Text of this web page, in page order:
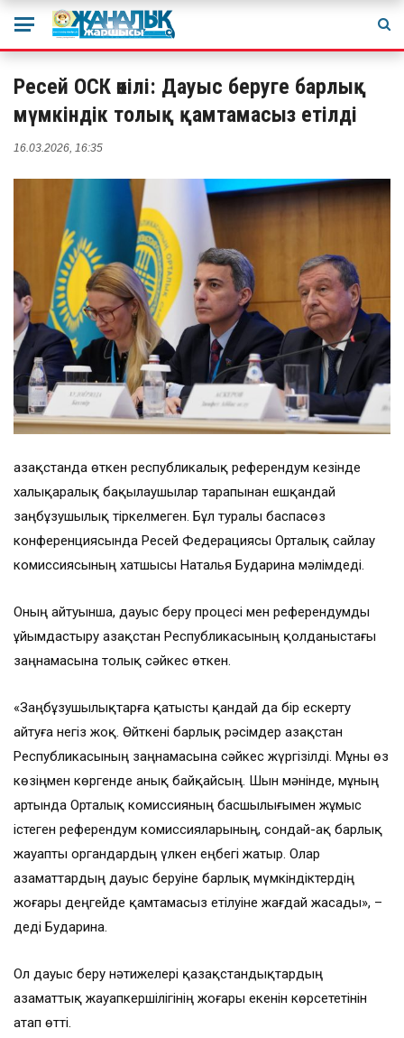
Ресей ОСК өкілі: Дауыс беруге барлық
мүмкіндік толық қамтамасыз етілді
16.03.2026, 16:35
Қазақстанда өткен республикалық референдум кезінде
халықаралық бақылаушылар тарапынан ешқандай
заңбұзушылық тіркелмеген. Бұл туралы баспасөз
конференциясында Ресей Федерациясы Орталық сайлау
комиссиясының хатшысы Наталья Бударина мәлімдеді.
Оның айтуынша, дауыс беру процесі мен референдумды
ұйымдастыру Қазақстан Республикасының қолданыстағы
заңнамасына толық сәйкес өткен.
«Заңбұзушылықтарға қатысты қандай да бір ескерту
айтуға негіз жоқ. Өйткені барлық рәсімдер Қазақстан
Республикасының заңнамасына сәйкес жүргізілді. Мұны өз
көзіңмен көргенде анық байқайсың. Шын мәнінде, мұның
артында Орталық комиссияның басшылығымен жұмыс
істеген референдум комиссияларының, сондай-ақ барлық
жауапты органдардың үлкен еңбегі жатыр. Олар
азаматтардың дауыс беруіне барлық мүмкіндіктердің
жоғары деңгейде қамтамасыз етілуіне жағдай жасады», –
деді Бударина.
Ол дауыс беру нәтижелері қазақстандықтардың
азаматтық жауапкершілігінің жоғары екенін көрсететінін
атап өтті.